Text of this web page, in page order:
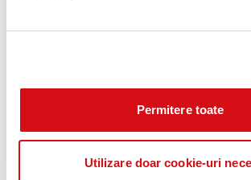
Permitere toate
Utilizare doar cookie-uri
operațională asupra Europei de Sud-Est și
segmentul Prime Standard al Bursei de Valori
strategici Zeitinger Invest și ProCredit Staff
investiții pentru personalul ProCredit), KfW,
pentru Reconstrucție și Dezvoltare. În
mama a grupului, conform Legii bancare